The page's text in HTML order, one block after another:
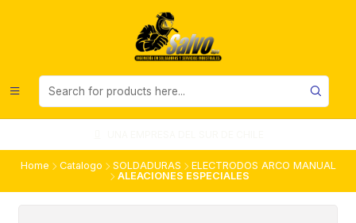
Home Catalogo SOLDADURAS
ELECTRODOS ARCO MANUAL
ALEACIONES ESPECIALES